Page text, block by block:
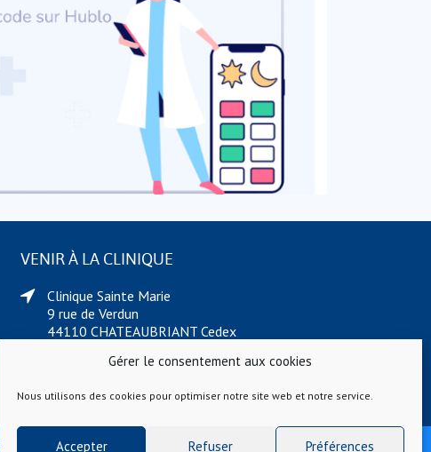
Gérer le consentement aux cookies
Nous utilisons des cookies pour optimiser notre site web et notre service.
Accepter Refuser Préférences
VENIR À LA CLINIQUE
Clinique Sainte Marie
9 rue de Verdun
44110 CHATEAUBRIANT Cedex
Téléphone : 02 40 55 88 88
Vivalto Santé // Création Gosselink